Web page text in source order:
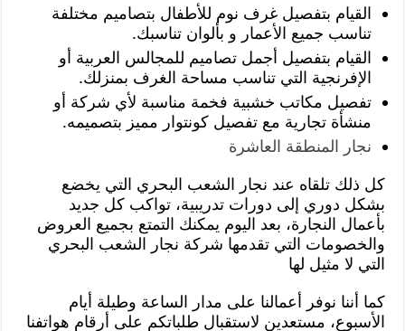
القيام بتفصيل غرف نوم للأطفال بتصاميم مختلفة
تناسب جميع الأعمار و بألوان تناسبك.
القيام بتفصيل أجمل تصاميم للمجالس العربية أو
الإفرنجية التي تناسب مساحة الغرف بمنزلك.
تفصيل مكاتب خشبية فخمة مناسبة لأي شركة أو
منشأة تجارية مع تفصيل كونتوار مميز بتصميمه.
نجار المنطقة العاشرة
كل ذلك تلقاه عند نجار الشعب البحري التي يخضع
بشكل دوري إلى دورات تدريبية، تواكب كل جديد
بأعمال النجارة، بعد اليوم يمكنك التمتع بجميع العروض
والخصومات التي تقدمها شركة نجار الشعب البحري
التي لا مثيل لها
كما أننا نوفر أعمالنا على مدار الساعة وطيلة أيام
الأسبوع، مستعدين لاستقبال طلباتكم على أرقام هواتفنا